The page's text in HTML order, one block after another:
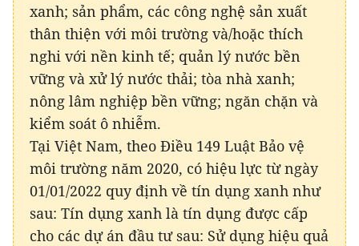
xanh; sản phẩm, các công nghệ sản xuất
thân thiện với môi trường và/hoặc thích
nghi với nền kinh tế; quản lý nước bền
vững và xử lý nước thải; tòa nhà xanh;
nông lâm nghiệp bền vững; ngăn chặn và
kiểm soát ô nhiễm.
Tại Việt Nam, theo Điều 149 Luật Bảo vệ
môi trường năm 2020, có hiệu lực từ ngày
01/01/2022 quy định về tín dụng xanh như
sau: Tín dụng xanh là tín dụng được cấp
cho các dự án đầu tư sau: Sử dụng hiệu quả